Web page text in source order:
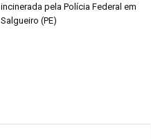
incinerada pela Polícia Federal em
Salgueiro (PE)